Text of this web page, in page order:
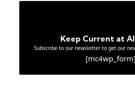
Keep Current at
Subscribe to our newsletter to get our
[mc4wp_form]